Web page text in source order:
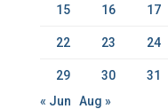
15 16 17
22 23 24
29 30
31
« Jun
Aug »